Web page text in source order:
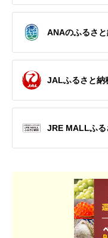
ANAのふるさ
JALふるさと納
JRE MALLふる